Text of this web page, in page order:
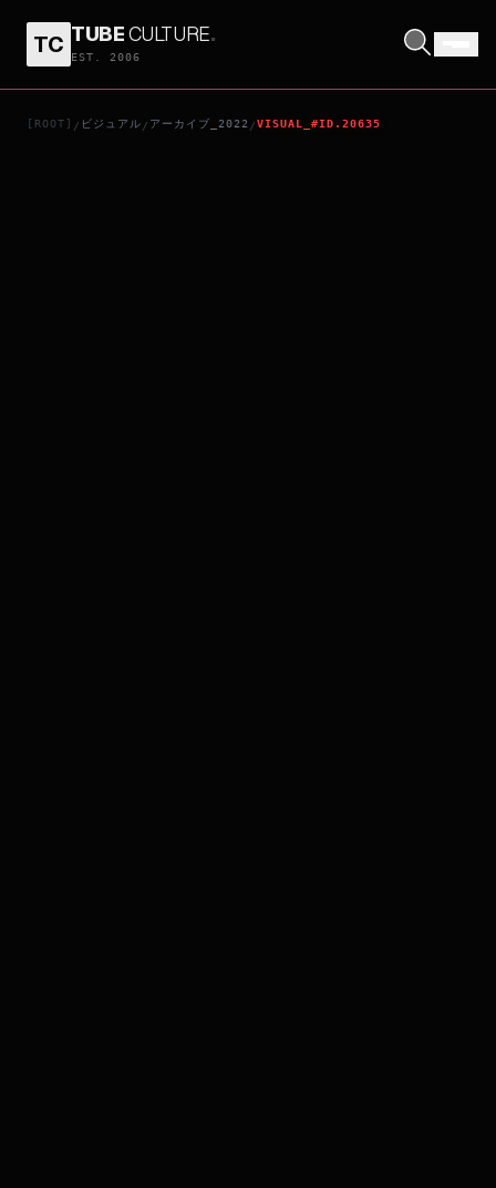
TC TUBECULTURE.
EST. 2006
[ROOT] / ビジュアル / アーカイブ_2022 /VISUAL_#ID.20635
CAT KISS